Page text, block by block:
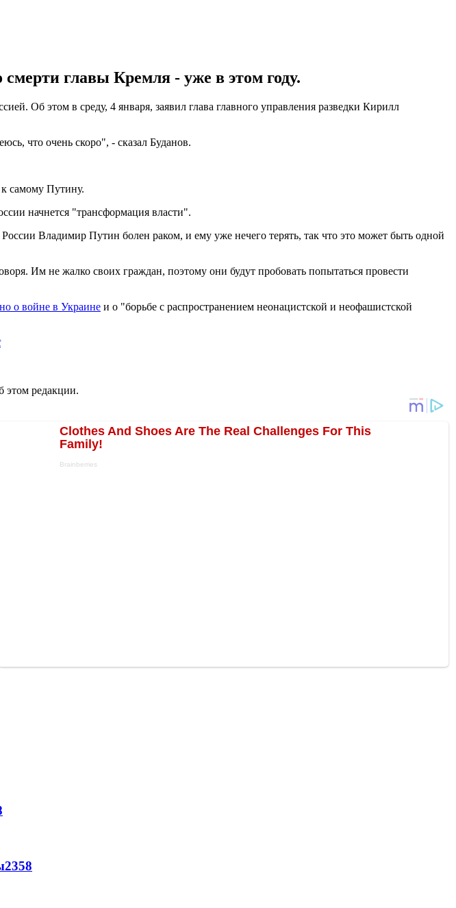
главы Кремля - уже в этом году.
Об этом в среду, 4 января, заявил глава главного управления разведки Кирилл
что очень скоро", - сказал Буданов.
самому Путину.
начнется "трансформация власти".
Владимир Путин болен раком, и ему уже нечего терять, так что это может быть одной
Им не жалко своих граждан, поэтому они будут пробовать попытаться провести
о войне в Украине и о "борьбе с распространением неонацистской и неофашистской
этом редакции.
2358